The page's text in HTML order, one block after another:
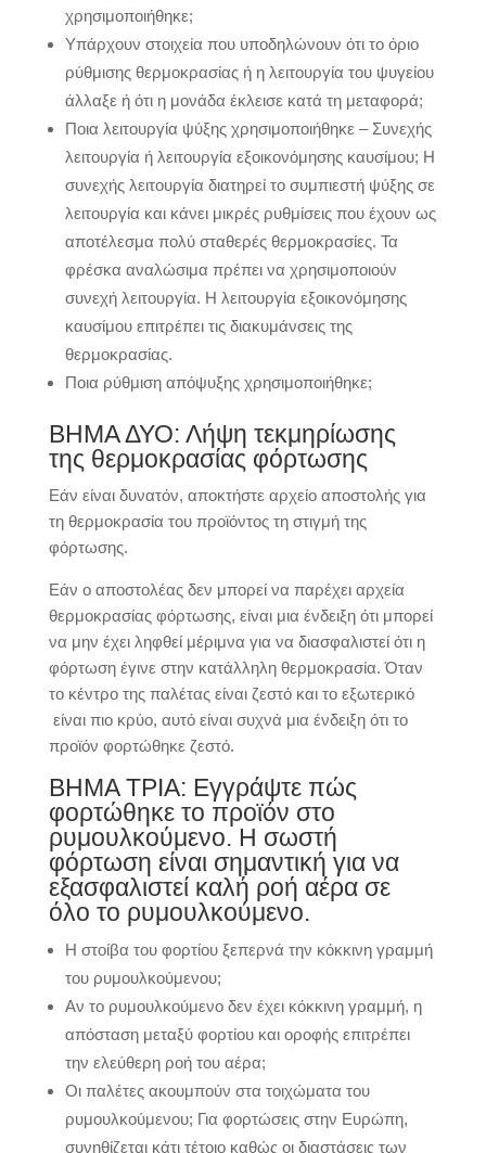
χρησιμοποιήθηκε;
Υπάρχουν στοιχεία που υποδηλώνουν ότι το όριο
ρύθμισης θερμοκρασίας ή η λειτουργία του ψυγείου
άλλαξε ή ότι η μονάδα έκλεισε κατά τη μεταφορά;
Ποια λειτουργία ψύξης χρησιμοποιήθηκε – Συνεχής
λειτουργία ή λειτουργία εξοικονόμησης καυσίμου; Η
συνεχής λειτουργία διατηρεί το συμπιεστή ψύξης σε
λειτουργία και κάνει μικρές ρυθμίσεις που έχουν ως
αποτέλεσμα πολύ σταθερές θερμοκρασίες. Τα
φρέσκα αναλώσιμα πρέπει να χρησιμοποιούν
συνεχή λειτουργία. Η λειτουργία εξοικονόμησης
καυσίμου επιτρέπει τις διακυμάνσεις της
θερμοκρασίας.
Ποια ρύθμιση απόψυξης χρησιμοποιήθηκε;
ΒΗΜΑ ΔΥΟ: Λήψη τεκμηρίωσης
της θερμοκρασίας φόρτωσης
Εάν είναι δυνατόν, αποκτήστε αρχείο αποστολής για
τη θερμοκρασία του προϊόντος τη στιγμή της
φόρτωσης.
Εάν ο αποστολέας δεν μπορεί να παρέχει αρχεία
θερμοκρασίας φόρτωσης, είναι μια ένδειξη ότι μπορεί
να μην έχει ληφθεί μέριμνα για να διασφαλιστεί ότι η
φόρτωση έγινε στην κατάλληλη θερμοκρασία. Όταν
το κέντρο της παλέτας είναι ζεστό και το εξωτερικό
είναι πιο κρύο, αυτό είναι συχνά μια ένδειξη ότι το
προϊόν φορτώθηκε ζεστό.
ΒΗΜΑ ΤΡΙΑ: Εγγράψτε πώς
φορτώθηκε το προϊόν στο
ρυμουλκούμενο. Η σωστή
φόρτωση είναι σημαντική για να
εξασφαλιστεί καλή ροή αέρα σε
όλο το ρυμουλκούμενο.
Η στοίβα του φορτίου ξεπερνά την κόκκινη γραμμή
του ρυμουλκούμενου;
Αν το ρυμουλκούμενο δεν έχει κόκκινη γραμμή, η
απόσταση μεταξύ φορτίου και οροφής επιτρέπει
την ελεύθερη ροή του αέρα;
Οι παλέτες ακουμπούν στα τοιχώματα του
ρυμουλκούμενου; Για φορτώσεις στην Ευρώπη,
συνηθίζεται κάτι τέτοιο καθώς οι διαστάσεις των